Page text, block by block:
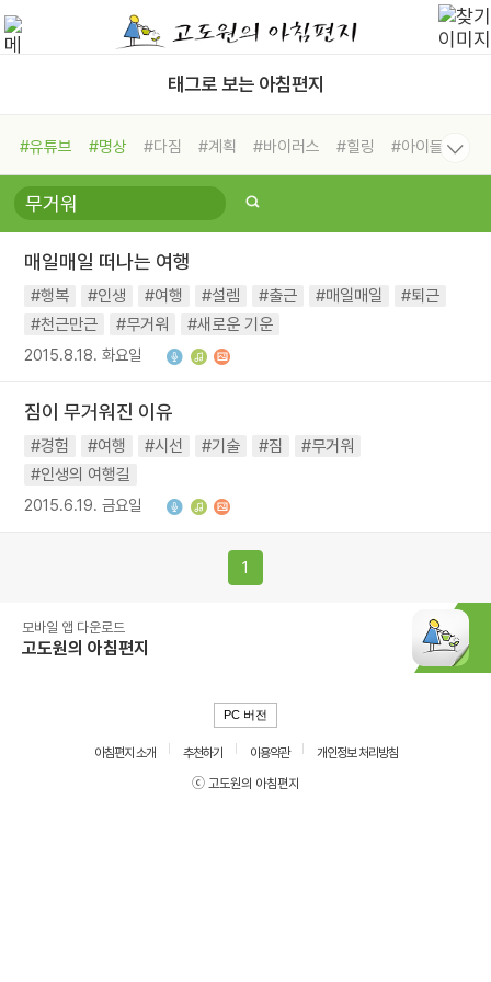
태그로 보는 아침편지
#유튜브 #명상 #다짐 #계획 #바이러스 #힐링
#아이들
#비전캠프
#독서캠프 #삶
#희망
#나눔 #친구 #링컨학교
#독서
#건강 #면역력
매일매일 떠나는 여행
#행복 #인생 #여행 #설렘 #출근 #매일매일
#퇴근
#천근만근
#무거워 #새로운 기운
2015.8.18. 화요일
짐이 무거워진 이유
#경험 #여행 #시선 #기술 #짐
#무거워
#인생의 여행길
2015.6.19. 금요일
1
모바일 앱 다운로드
고도원의 아침편지
PC 버전
아침편지 소개 추천하기 이용약관
개인정보 처리방침
ⓒ 고도원의 아침편지